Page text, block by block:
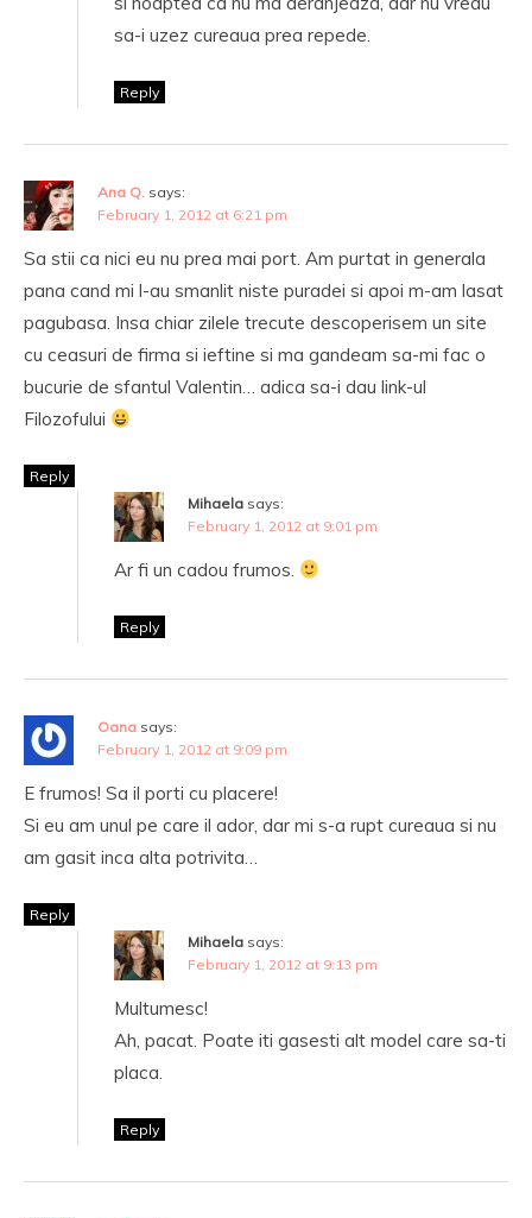
sa-i uzez cureaua prea repede.
Reply
Ana Q. says:
February 1, 2012 at 6:21 pm
Sa stii ca nici eu nu prea mai port. Am purtat in generala
pana cand mi l-au smanlit niste puradei si apoi m-am lasat
pagubasa. Insa chiar zilele trecute descoperisem un site
cu ceasuri de firma si ieftine si ma gandeam sa-mi fac o
bucurie de sfantul Valentin… adica sa-i dau link-ul
Filozofului
Reply
Mihaela says:
February 1, 2012 at 9:01 pm
Ar fi un cadou frumos.
Reply
Oana says:
February 1, 2012 at 9:09 pm
E frumos! Sa il porti cu placere!
Si eu am unul pe care il ador, dar mi s-a rupt cureaua si nu
am gasit inca alta potrivita…
Reply
Mihaela says:
February 1, 2012 at 9:13 pm
Multumesc!
Ah, pacat. Poate iti gasesti alt model care sa-ti
placa.
Reply